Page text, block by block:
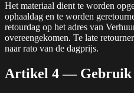
Het materiaal dient te worden
ophaaldag en te worden
retourdag op het adres van
overeengekomen. Te late
naar rato van de dagprijs.
Artikel 4 — Gebruik